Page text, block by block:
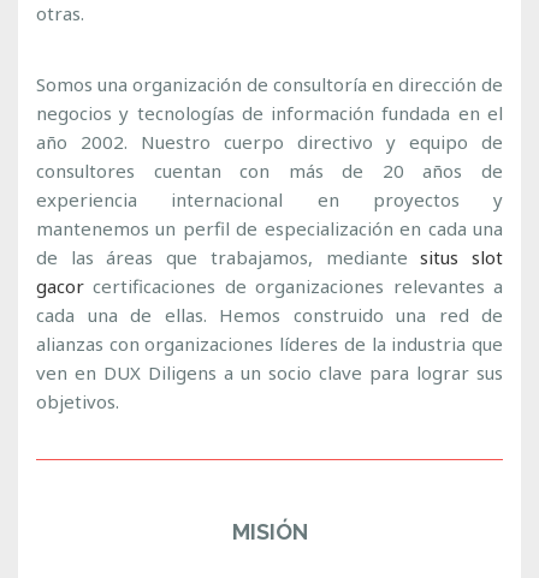
otras.
Somos una organización de consultoría en dirección de
negocios y tecnologías de información fundada en el
año 2002. Nuestro cuerpo directivo y equipo de
consultores cuentan con más de 20 años de
experiencia internacional en proyectos y
mantenemos un perfil de especialización en cada una
de las áreas que trabajamos, mediantesitus slot
gacor certificaciones de organizaciones relevantes a
cada una de ellas. Hemos construido una red de
alianzas con organizaciones líderes de la industria que
ven en DUX Diligens a un socio clave para lograr sus
objetivos.
MISIÓN